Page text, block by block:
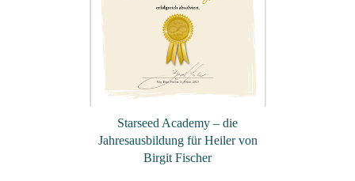
Starseed Academy – die
Jahresausbildung für Heiler von
Birgit Fischer